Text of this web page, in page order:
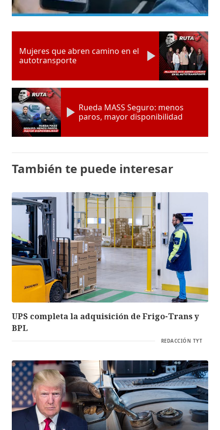
Mujeres que abren camino en el
autotransporte
Rueda MASS Seguro: menos
paros, mayor disponibilidad
También te puede interesar
UPS completa la adquisición de Frigo-Trans y
BPL
REDACCIÓN TYT